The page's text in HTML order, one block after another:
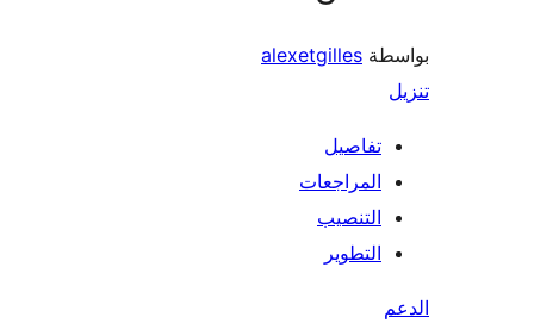
alexetgilles